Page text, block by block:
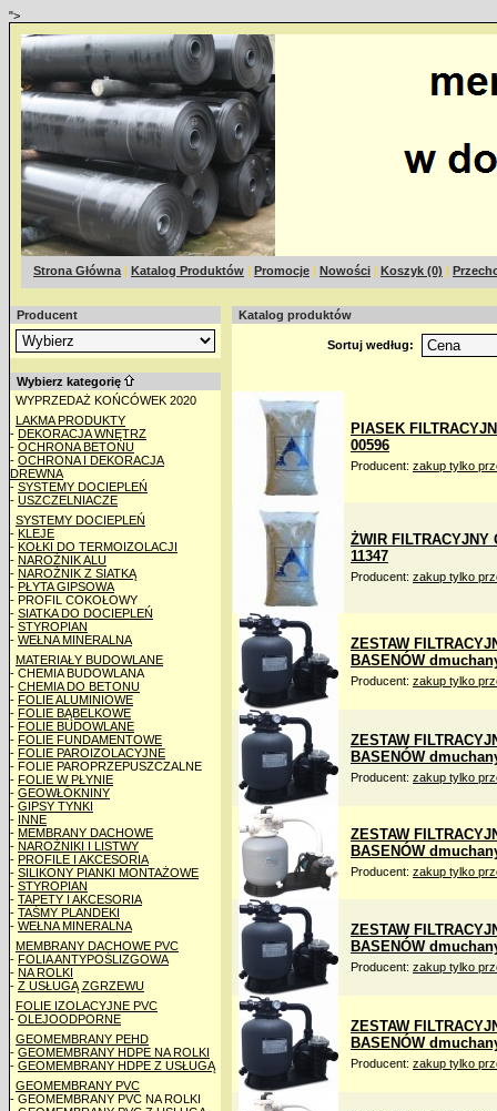
">
Strona Główna | Katalog Produktów | Promocje | Nowości | Koszyk (0) |
Producent
Wybierz kategorię
WYPRZEDAŻ KOŃCÓWEK 2020
LAKMA PRODUKTY
- DEKORACJA WNĘTRZ
- OCHRONA BETONU
- OCHRONA I DEKORACJA
DREWNA
- SYSTEMY DOCIEPLEŃ
- USZCZELNIACZE
SYSTEMY DOCIEPLEŃ
- KLEJE
- KOŁKI DO TERMOIZOLACJI
- NAROŻNIK ALU
- NAROŻNIK Z SIATKĄ
- PŁYTA GIPSOWA
- PROFIL COKOŁOWY
- SIATKA DO DOCIEPLEŃ
- STYROPIAN
- WEŁNA MINERALNA
MATERIAŁY BUDOWLANE
- CHEMIA BUDOWLANA
- CHEMIA DO BETONU
- FOLIE ALUMINIOWE
- FOLIE BĄBELKOWE
- FOLIE BUDOWLANE
- FOLIE FUNDAMENTOWE
- FOLIE PAROIZOLACYJNE
- FOLIE PAROPRZEPUSZCZALNE
- FOLIE W PŁYNIE
- GEOWŁÓKNINY
- GIPSY TYNKI
- INNE
- MEMBRANY DACHOWE
- NAROŻNIKI I LISTWY
- PROFILE I AKCESORIA
- SILIKONY PIANKI MONTAŻOWE
- STYROPIAN
- TAPETY I AKCESORIA
- TAŚMY PLANDEKI
- WEŁNA MINERALNA
MEMBRANY DACHOWE PVC
- FOLIA ANTYPOŚLIZGOWA
- NA ROLKI
- Z USŁUGĄ ZGRZEWU
FOLIE IZOLACYJNE PVC
- OLEJOODPORNE
GEOMEMBRANY PEHD
- GEOMEMBRANY HDPE NA ROLKI
- GEOMEMBRANY HDPE Z USŁUGĄ
GEOMEMBRANY PVC
- GEOMEMBRANY PVC NA ROLKI
Katalog produktów
Sortuj według:
PIASEK
00596
Producent: zakup tylko
ŻWIR
11347
Producent: zakup tylko
ZESTAW
BASENÓW
Producent: zakup tylko
ZESTAW
BASENÓW
Producent: zakup tylko
ZESTAW
BASENÓW
Producent: zakup tylko
ZESTAW
BASENÓW
Producent: zakup tylko
ZESTAW
BASENÓW
Producent: zakup tylko